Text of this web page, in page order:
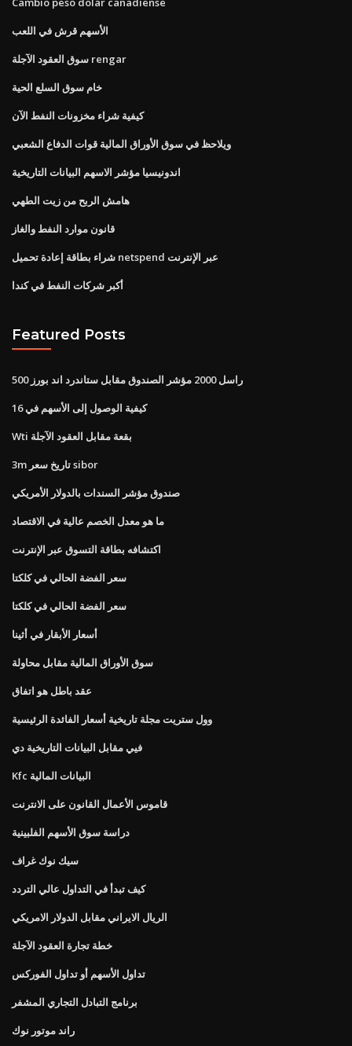
الأسهم قرش في اللعب
سوق العقود الآجلة rengar
خام سوق السلع الحية
كيفية شراء مخزونات النفط الآن
ويلاحظ في سوق الأوراق المالية قوات الدفاع الشعبي
اندونيسيا مؤشر الاسهم البيانات التاريخية
هامش الربح من زيت الطهي
قانون موارد النفط والغاز
شراء بطاقة إعادة تحميل netspend عبر الإنترنت
أكبر شركات النفط في كندا
Featured Posts
راسل 2000 مؤشر الصندوق مقابل ستاندرد اند بورز 500
كيفية الوصول إلى الأسهم في 16
Wti بقعة مقابل العقود الآجلة
3m تاريخ سعر sibor
صندوق مؤشر السندات بالدولار الأمريكي
ما هو معدل الخصم عالية في الاقتصاد
اكتشافه بطاقة التسوق عبر الإنترنت
سعر الفضة الحالي في كلكتا
سعر الفضة الحالي في كلكتا
أسعار الأبقار في أثينا
سوق الأوراق المالية مقابل محاولة
عقد باطل هو اتفاق
وول ستريت مجلة تاريخية أسعار الفائدة الرئيسية
فيي مقابل البيانات التاريخية دي
Kfc البيانات المالية
قاموس الأعمال القانون على الانترنت
دراسة سوق الأسهم الفلبينية
سيك نوك غراف
كيف تبدأ في التداول عالي التردد
الريال الايراني مقابل الدولار الامريكي
خطة تجارة العقود الآجلة
تداول الأسهم أو تداول الفوركس
برنامج التبادل التجاري المشفر
راند موتور نوك